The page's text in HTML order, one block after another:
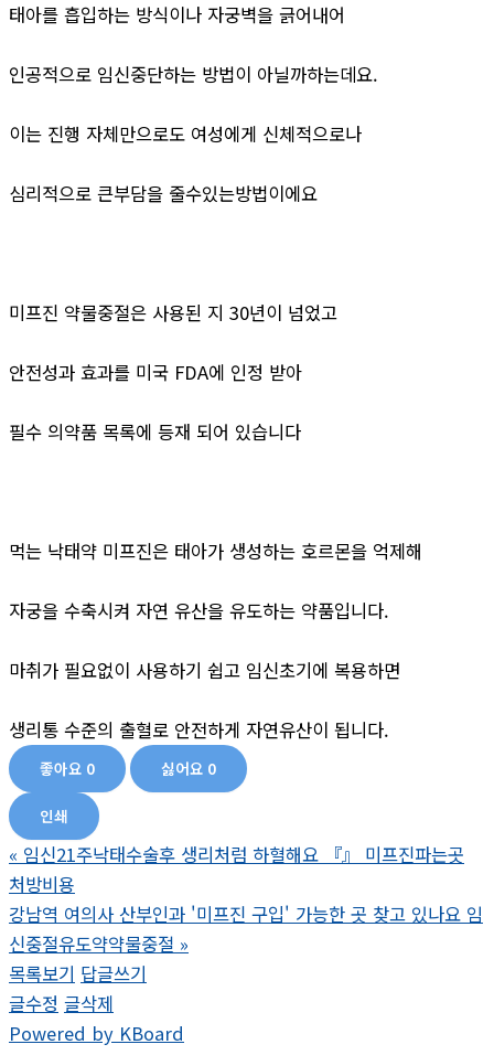
태아를 흡입하는 방식이나 자궁벽을 긁어내어
인공적으로 임신중단하는 방법이 아닐까하는데요.
이는 진행 자체만으로도 여성에게 신체적으로나
심리적으로 큰부담을 줄수있는방법이에요
미프진 약물중절은 사용된 지 30년이 넘었고
안전성과 효과를 미국 FDA에 인정 받아
필수 의약품 목록에 등재 되어 있습니다
먹는 낙태약 미프진은 태아가 생성하는 호르몬을 억제해
자궁을 수축시켜 자연 유산을 유도하는 약품입니다.
마취가 필요없이 사용하기 쉽고 임신초기에 복용하면
생리통 수준의 출혈로 안전하게 자연유산이 됩니다.
좋아요 0 싫어요 0
인쇄
« 임신21주낙태수술후 생리처럼 하혈해요 『』 미프진파는곳
처방비용
강남역 여의사 산부인과 '미프진 구입' 가능한 곳 찾고 있나요 임
신중절유도약약물중절 »
목록보기 답글쓰기
글수정 글삭제
Powered by KBoard